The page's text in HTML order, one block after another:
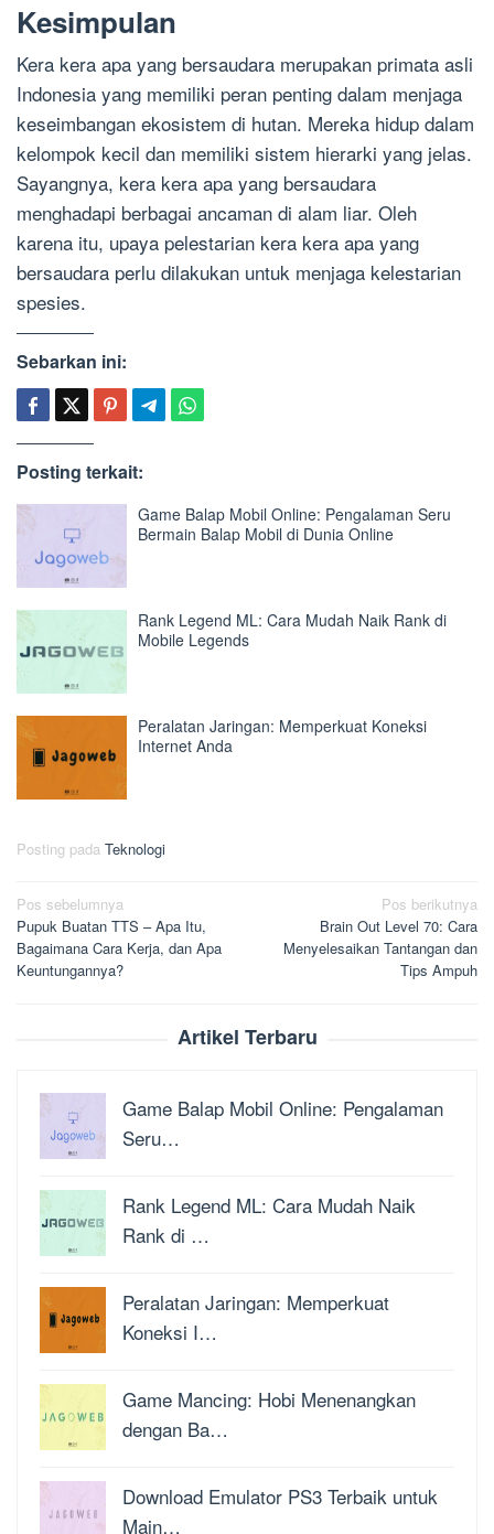
Kesimpulan
Kera kera apa yang bersaudara merupakan primata asli
Indonesia yang memiliki peran penting dalam menjaga
keseimbangan ekosistem di hutan. Mereka hidup dalam
kelompok kecil dan memiliki sistem hierarki yang jelas.
Sayangnya, kera kera apa yang bersaudara
menghadapi berbagai ancaman di alam liar. Oleh
karena itu, upaya pelestarian kera kera apa yang
bersaudara perlu dilakukan untuk menjaga kelestarian
spesies.
Sebarkan ini:
Posting terkait:
Game Balap Mobil Online: Pengalaman Seru
Bermain Balap Mobil di Dunia Online
Rank Legend ML: Cara Mudah Naik Rank di
Mobile Legends
Peralatan Jaringan: Memperkuat Koneksi
Internet Anda
Posting pada Teknologi
Navigasi
pos
Pos sebelumnya
Pupuk Buatan TTS – Apa Itu,
Bagaimana Cara Kerja, dan Apa
Keuntungannya?
Pos berikutnya
Brain Out Level 70: Cara
Menyelesaikan Tantangan dan
Tips Ampuh
Artikel Terbaru
Game Balap Mobil Online: Pengalaman
Seru…
Rank Legend ML: Cara Mudah Naik
Rank di …
Peralatan Jaringan: Memperkuat
Koneksi I…
Game Mancing: Hobi Menenangkan
dengan Ba…
Download Emulator PS3 Terbaik untuk
Main…